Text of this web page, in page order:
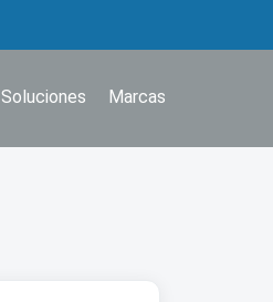
Marcas
Soluciones